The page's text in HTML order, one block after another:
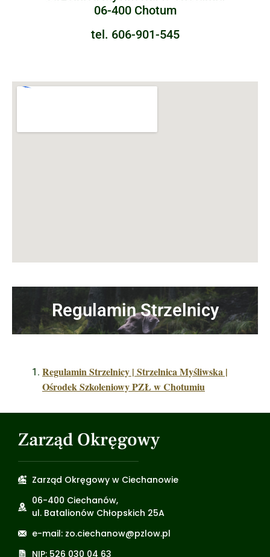
06-400 Chotum
tel. 606-901-545
Regulamin Strzelnicy
Regulamin Strzelnicy | Strzelnica Myśliwska |
Ośrodek Szkoleniowy PZŁ w Chotumiu
Zarząd Okręgowy
Zarząd Okręgowy w Ciechanowie
06-400 Ciechanów,
ul. Batalionów Chłopskich 25A
e-mail: zo.ciechanow@pzlow.pl
NIP: 526 030 04 63